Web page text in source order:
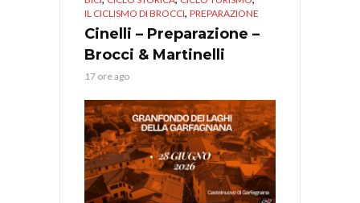
IL CICLISMO DI BROCCI, PREPARAZIONE
Cinelli – Preparazione –
Brocci & Martinelli
17 ore ago